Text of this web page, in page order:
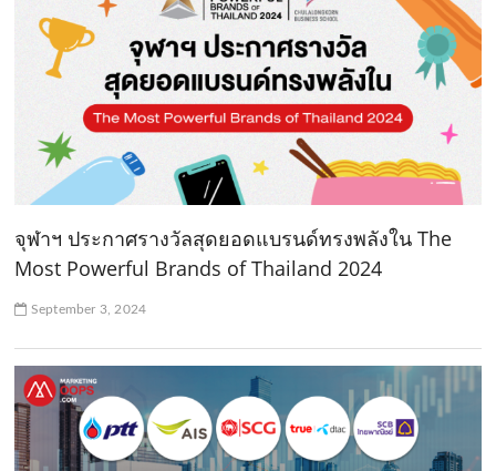
จุฬาฯ ประกาศรางวัลสุดยอดแบรนด์ทรงพลังใน The
Most Powerful Brands of Thailand 2024
September 3, 2024